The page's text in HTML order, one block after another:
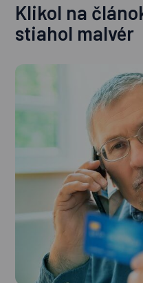
Klikol na
stiahol malvér